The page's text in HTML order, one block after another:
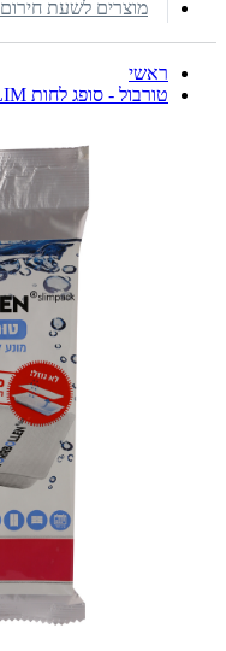
מוצרים לשעת חירום
ראשי
טורבול - סופג לחות SLIM